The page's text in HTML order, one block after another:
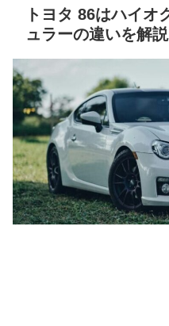
トヨタ 86はハイオ
ュラーの違いを解説